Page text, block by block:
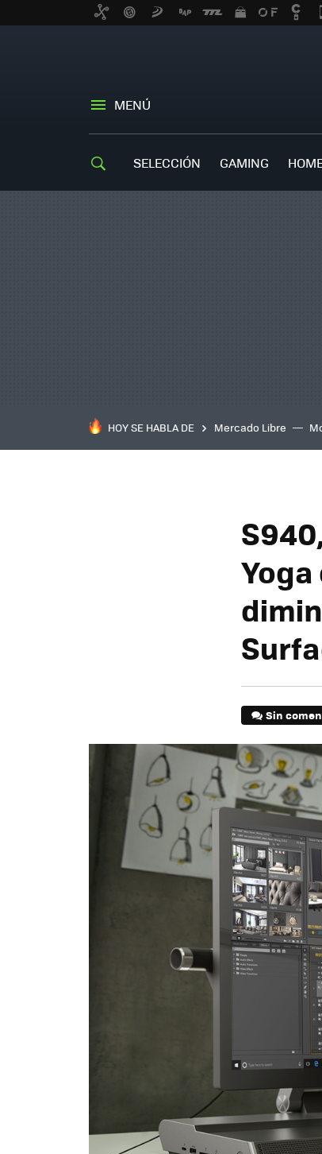
MENÚ
SELECCIÓN GAMING
HOY SE HABLA DE Mercado Libre
Sin